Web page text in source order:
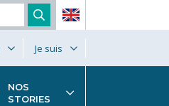
Je suis
NOS
STORIES